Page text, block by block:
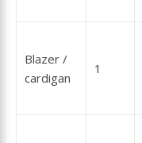
Blazer /
cardigan
1